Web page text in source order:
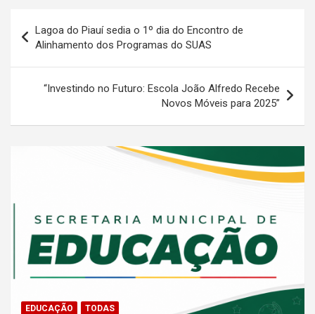
de
Post
Lagoa do Piauí sedia o 1º dia do Encontro de
Alinhamento dos Programas do SUAS
“Investindo no Futuro: Escola João Alfredo Recebe
Novos Móveis para 2025”
EDUCAÇÃO TODAS